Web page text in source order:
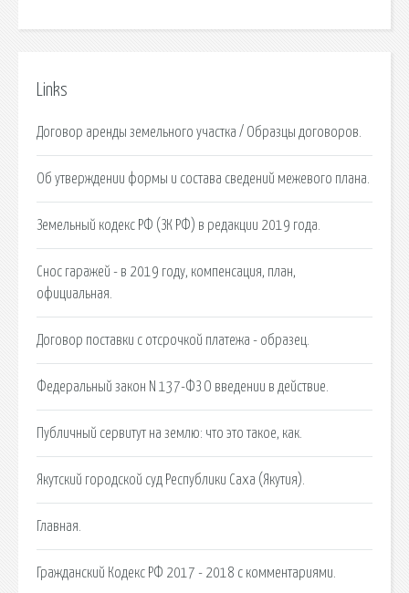
Links
Договор аренды земельного участка / Образцы договоров.
Об утверждении формы и состава сведений межевого плана.
Земельный кодекс РФ (ЗК РФ) в редакции 2019 года.
Снос гаражей - в 2019 году, компенсация, план,
официальная.
Договор поставки с отсрочкой платежа - образец.
Федеральный закон N 137-ФЗ О введении в действие.
Публичный сервитут на землю: что это такое, как.
Якутский городской суд Республики Саха (Якутия).
Главная.
Гражданский Кодекс РФ 2017 - 2018 с комментариями.